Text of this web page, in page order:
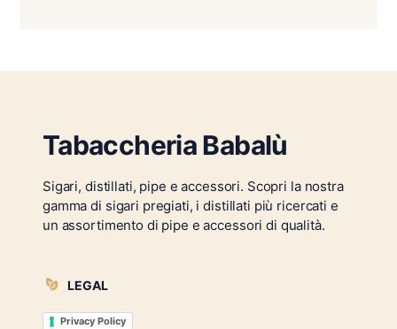
Tabaccheria Babalù
Sigari, distillati, pipe e accessori. Scopri la nostra
gamma di sigari pregiati, i distillati più ricercati e
un assortimento di pipe e accessori di qualità.
LEGAL
Privacy Policy